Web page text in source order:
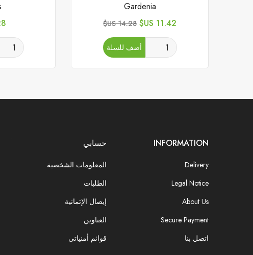
Gardenia
السعر
11.42 US$
السعر
14.28 US$
أضف للسلة
INFORMATION
Delivery
Legal Notice
About Us
Secure Payment
اتصل بنا
حسابي
المعلومات الشخصية
الطلبات
إيصال الإتمانية
العناوين
قوائم أمنياتي